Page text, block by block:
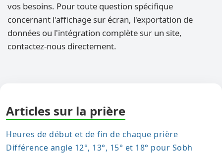
vos besoins. Pour toute question spécifique
concernant l'affichage sur écran, l'exportation de
données ou l'intégration complète sur un site,
contactez-nous directement.
Articles sur la prière
Heures de début et de fin de chaque prière
Différence angle 12°, 13°, 15° et 18° pour Sobh